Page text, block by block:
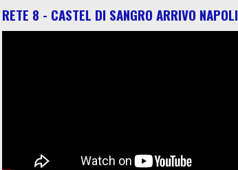
RETE 8 - CASTEL DI SANGRO ARRIVO NAPOLI